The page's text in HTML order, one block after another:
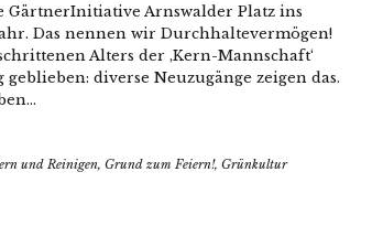
GärtnerInitiative Arnswalder Platz ins
Das nennen wir Durchhaltevermögen!
Alters der ‚Kern-Mannschaft‘
diverse Neuzugänge zeigen das.
und Reinigen, Grund zum Feiern!, Grünkultur